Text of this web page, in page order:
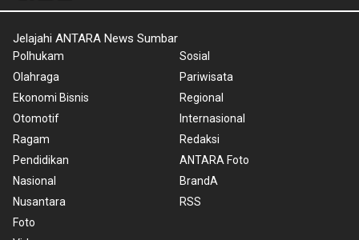
Jelajahi ANTARA News Sumbar
Polhukam
Olahraga
Ekonomi Bisnis
Otomotif
Ragam
Pendidikan
Nasional
Nusantara
Foto
Sosial
Pariwisata
Regional
Internasional
Redaksi
ANTARA Foto
BrandA
RSS